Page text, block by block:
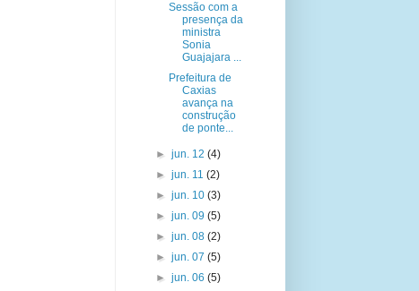
Sessão com a
presença da
ministra
Sonia
Guajajara ...
Prefeitura de
Caxias
avança na
construção
de ponte...
► jun. 12 (4)
► jun. 11 (2)
► jun. 10 (3)
► jun. 09 (5)
► jun. 08 (2)
► jun. 07 (5)
► jun. 06 (5)